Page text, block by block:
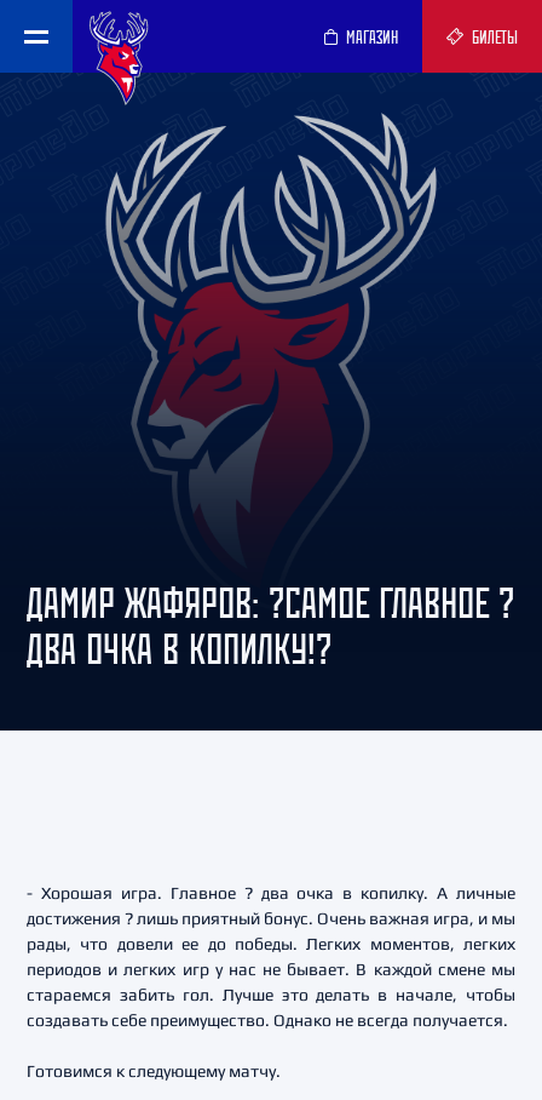
МАГАЗИН БИЛЕТЫ
ДАМИР ЖАФЯРОВ: ?САМОЕ ГЛАВНОЕ ?
ДВА ОЧКА В КОПИЛКУ!?
- Хорошая игра. Главное ? два очка в копилку. А личные
достижения ? лишь приятный бонус. Очень важная игра, и мы
рады, что довели ее до победы. Легких моментов, легких
периодов и легких игр у нас не бывает. В каждой смене мы
стараемся забить гол. Лучше это делать в начале, чтобы
создавать себе преимущество. Однако не всегда получается.
Готовимся к следующему матчу.